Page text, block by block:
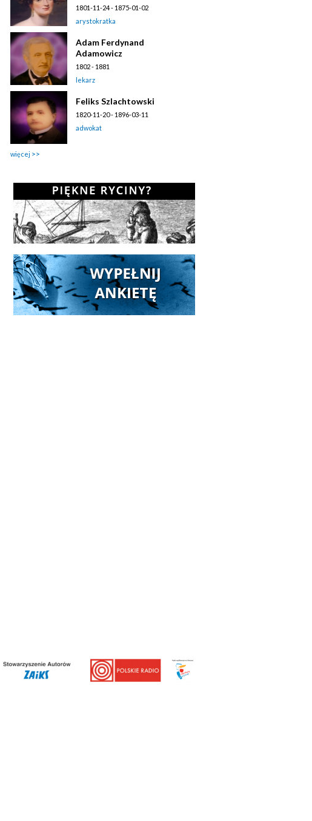
1801-11-24 - 1875-01-02
arystokratka
Adam Ferdynand
Adamowicz
1802 - 1881
lekarz
Feliks Szlachtowski
1820-11-20 - 1896-03-11
adwokat
więcej